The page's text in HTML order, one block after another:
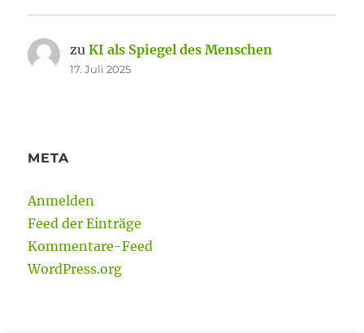
zuKI als Spiegel des Menschen
17. Juli 2025
META
Anmelden
Feed der Einträge
Kommentare-Feed
WordPress.org